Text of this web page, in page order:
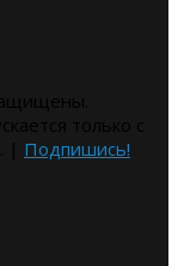
Подпишись!